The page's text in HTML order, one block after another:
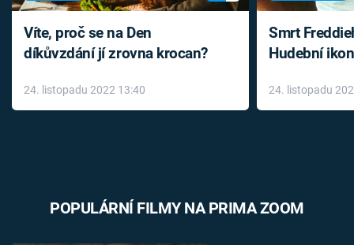
Víte, proč se na Den
díkůvzdání jí zrovna krocan?
24. listopadu 2022 13:40
Smrt
Hudební
léky
24. listopadu
POPULÁRNÍ FILMY NA PRIMA ZOOM